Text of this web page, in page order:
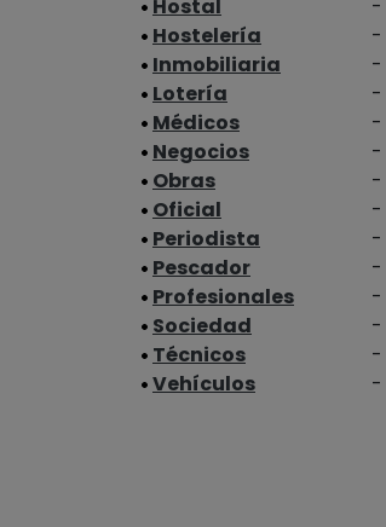
Hostal
-
Hostelería
-
Inmobiliaria
-
Lotería
-
Médicos
-
Negocios
-
Obras
-
Oficial
-
Periodista
-
Pescador
-
Profesionales
-
Sociedad
-
Técnicos
-
Vehículos
-